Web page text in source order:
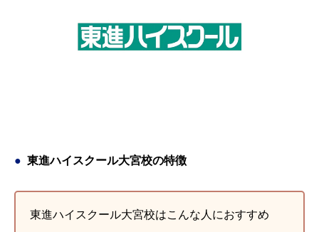
す。 料金について / 月額：30,000円 正直、自宅の最寄駅にも
沢山有名な塾があります。が、通っている高校と自宅の間に塾
がありアクセス、友達からの口コミ、ネット情報から選びまし
（清潔さや設備など） 嫁は中まで全て知っていますが、私は中
す。子供的には普通だと思うと。 塾周辺の環境や通塾のしやす
さ 何駅か離れた場所から通っていますが、塾の最寄りである大
と思っただけです。通えていたことで相応の値段だったと思
う。 コース・カリキュラムや教材 カリキュラムの勉強量は多
めのようだが、基礎学力を重視しているようで本人の学力が付
ナル駅から徒歩圏内で通うことが出来、夜は通りも明るく比較
の雰囲気（ほか生徒の様子や授業外の対応など） 他の生徒もそ
れぞれしっかりとした目的をもって通っていたのか、お互いに
す。生徒のやる気を引き出してくれるような指導をしてほしい
とおもいます。
要望 最後までみんなを合格にみちびいてほしいです。 先生が
明るいのでパワーを与えてもらえる。
東進ハイスクール大宮校の特徴
東進ハイスクール大宮校はこんな人におすすめ